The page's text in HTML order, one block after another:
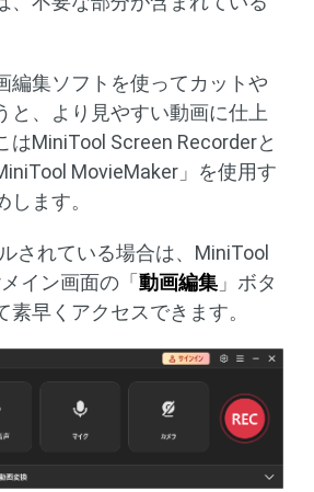
編集ソフトを使ってカットや
と、より見やすい動画に仕上
はMiniTool Screen Recorderと
MovieMaker」を使用す
ます。
されている場合は、MiniTool
イン画面の「 動画編集 」ボタ
素早くアクセスできます。